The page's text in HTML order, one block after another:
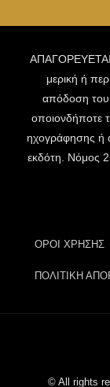
ΑΠΑΓΟΡΕΥΕΤΑΙ
μερική ή
απόδοση του
οποιονδήποτε
ηχογράφησης ή
εκδότη. Νόμος
ΟΡΟΙ ΧΡΗΣΗΣ
ΠΟΛΙΤΙΚΗ
© All rights